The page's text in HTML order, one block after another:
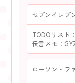
セブンイレブ
TODOリスト
伝言メモ：
ローソン・フ